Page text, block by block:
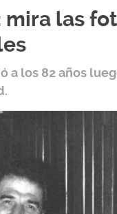
mira las
a los 82 años